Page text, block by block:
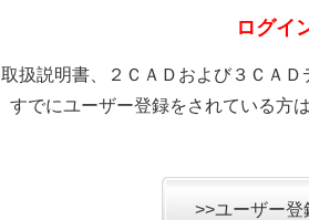
ログイ
取扱説明書、２ＣＡＤおよび３ＣＡ
すでにユーザー登録をされている方
>>ユーザー